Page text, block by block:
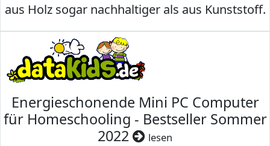
aus Holz sogar nachhaltiger als aus Kunststoff.
Energieschonende Mini PC Computer
für Homeschooling - Bestseller Sommer
2022
lesen